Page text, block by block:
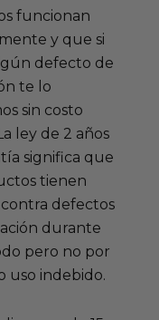
funcionan
y que si
defecto de
te lo
sin costo
ley de 2 años
significa que
tienen
defectos
durante
pero no por
uso indebido.